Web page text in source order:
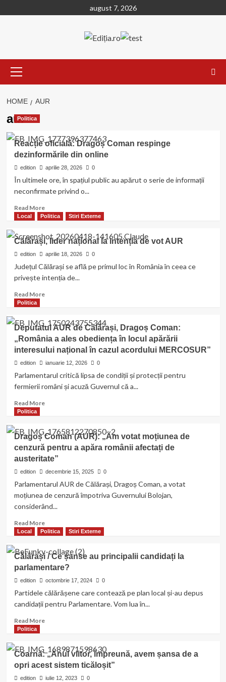
to
august 7, 2026
Menu
HOME AUR
aurPolitica
Reacție oficială: Dragoș Coman respinge
dezinformările din online
edition aprilie 28, 2026 0
În ultimele ore, în spațiul public au apărut o serie de informații
neconfirmate privind o...
Read MoreRead
more
Reacție
oficială:
Dragoș
Coman
respinge
dezinformările
din
Local Politica Stiri Externe
Călărași, lider național la intenția de vot AUR
edition aprilie 18, 2026 0
Județul Călărași se află pe primul loc în România în ceea ce
privește intenția de...
Read MoreRead
Călărași,
lider
național
la
intenția
vot
AUR
Politica
Deputatul AUR de Călărași, Dragoș Coman:
„România a ales obediența în locul apărării
interesului național în cazul acordului MERCOSUR”
edition ianuarie 12, 2026 0
Parlamentarul critică lipsa de condiții și protecții pentru
fermierii români și acuză Guvernul că a...
Read MoreRead
Deputatul
AUR
de
Călărași,
Dragoș
„România
a
ales
în
locul
interesului
național
cazul
acordului
MERCOSUR”
Politica
Dragoș Coman (AUR): „Am votat moțiunea de
cenzură pentru a apăra românii afectați de
austeritate”
edition decembrie 15, 2025 0
Parlamentarul AUR de Călărași, Dragoș Coman, a votat
moțiunea de cenzură împotriva Guvernului Bolojan,
considerând...
Read MoreRead
more
Dragoș
Coman
(AUR):
„Am
votat
moțiunea
de
apăra
românii
afectați
de
Local Politica Stiri Externe
Călărași / Ce șanse au principalii candidați la
parlamentare?
edition octombrie 17, 2024 0
Partidele călărășene care contează pe plan local și-au depus
candidații pentru Parlamentare. Vom lua în...
Read MoreRead
Călărași
/
Ce
șanse
Politica
Coarnă: „Anul viitor, împreună, avem șansa de a
opri acest sistem ticăloșit”
edition iulie 12, 2023 0